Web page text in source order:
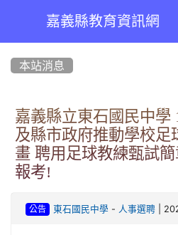
嘉義縣教育資訊網
本站消息
嘉義縣立東石國民中學
及縣市政府推動學校足
畫 聘用足球教練甄試
報考!
公告 東石國民中學- 人事選聘|